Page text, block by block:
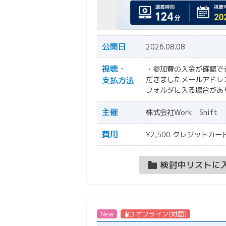
公開日 2026.08.08
視聴・
支払方法
・参加費の入金が確認
だきましたメールアド
フォルダに入る場合が
主催 株式会社Work Shift
費用 ¥2,500 クレジットカー
検討中リストに
New オフライン(対面)